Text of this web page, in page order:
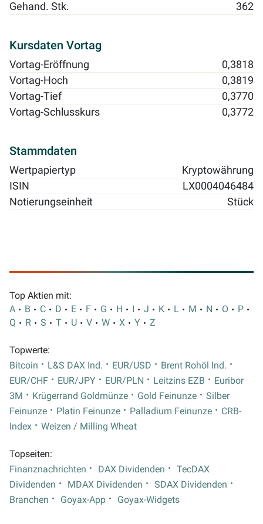
Gehand. Stk.
362
Kursdaten Vortag
Vortag-Eröffnung
0,3818
Vortag-Hoch
0,3819
Vortag-Tief
0,3770
Vortag-Schlusskurs
0,3772
Stammdaten
Wertpapiertyp
Kryptowährung
ISIN
LX0004046484
Notierungseinheit
Stück
Top Aktien mit:
A
B C D E F G H I J K L M N O
P
Q
R S T U V W X Y Z
Topwerte:
Bitcoin
L&S DAX Ind. EUR/USD
Brent Rohöl Ind.
EUR/CHF
EUR/JPY EUR/PLN Leitzins EZB
Euribor
3M
Krügerrand Goldmünze Gold Feinunze
Silber
Feinunze
Platin Feinunze Palladium Feinunze
CRB-
Index
Weizen / Milling Wheat
Topseiten:
Finanznachrichten
DAX Dividenden
TecDAX
Dividenden
MDAX Dividenden
SDAX Dividenden
Branchen
Goyax-App Goyax-Widgets